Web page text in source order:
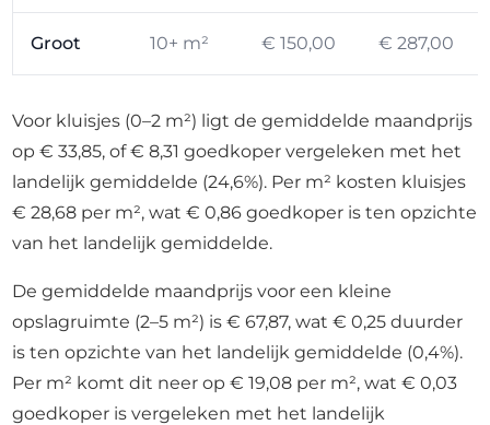
Groot 10+ m² € 150,00 € 287,00
Voor kluisjes (0–2 m²) ligt de gemiddelde maandprijs
op € 33,85, of € 8,31 goedkoper vergeleken met het
landelijk gemiddelde (24,6%). Per m² kosten kluisjes
€ 28,68 per m², wat € 0,86 goedkoper is ten opzichte
van het landelijk gemiddelde.
De gemiddelde maandprijs voor een kleine
opslagruimte (2–5 m²) is € 67,87, wat € 0,25 duurder
is ten opzichte van het landelijk gemiddelde (0,4%).
Per m² komt dit neer op € 19,08 per m², wat € 0,03
goedkoper is vergeleken met het landelijk